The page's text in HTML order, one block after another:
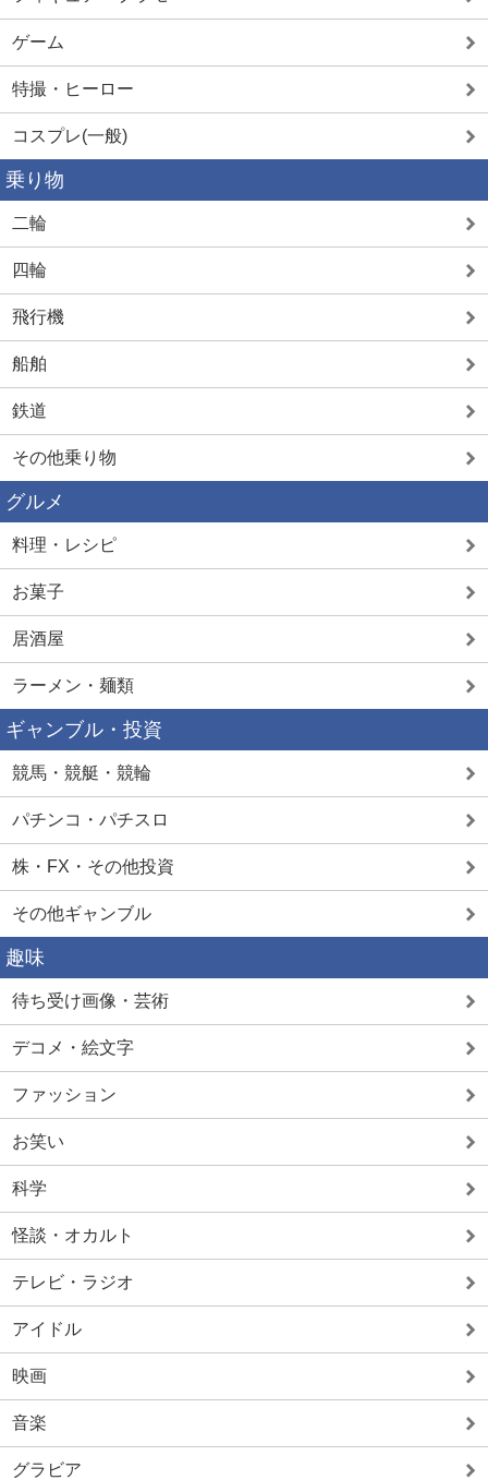
ゲーム
特撮・ヒーロー
コスプレ(一般)
乗り物
二輪
四輪
飛行機
船舶
鉄道
その他乗り物
グルメ
料理・レシピ
お菓子
居酒屋
ラーメン・麺類
ギャンブル・投資
競馬・競艇・競輪
パチンコ・パチスロ
株・FX・その他投資
その他ギャンブル
趣味
待ち受け画像・芸術
デコメ・絵文字
ファッション
お笑い
科学
怪談・オカルト
テレビ・ラジオ
アイドル
映画
音楽
グラビア